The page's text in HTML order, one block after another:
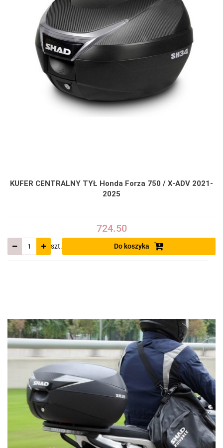
KUFER CENTRALNY TYŁ Honda Forza 750 / X-ADV 2021-
2025
724.50
szt. Do koszyka